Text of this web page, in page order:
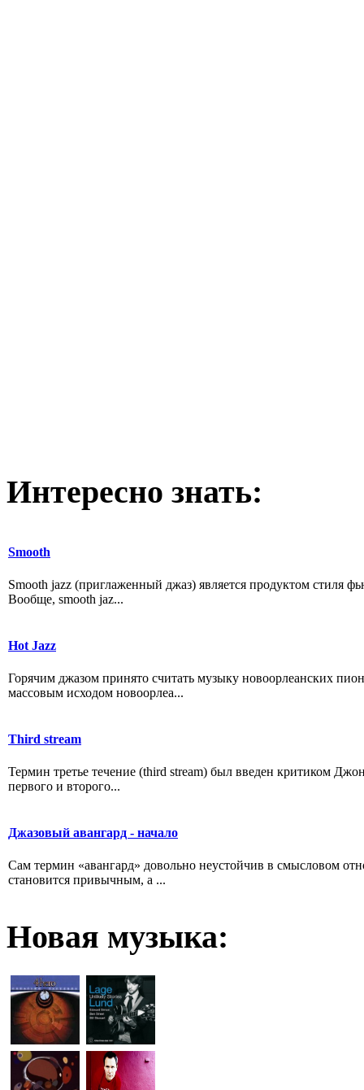
Интересно знать:
Smooth
Smooth jazz (приглаженный джаз) является продуктом стиля
Вообще, smooth jaz...
Hot Jazz
Горячим джазом принято считать музыку новоорлеанских
массовым исходом новоорлеа...
Third stream
Термин третье течение (third stream) был введен критиком
первого и второго...
Джазовый авангард - начало
Сам термин «авангард» довольно неустойчив в смысловом
становится привычным, а ...
Новая музыка: